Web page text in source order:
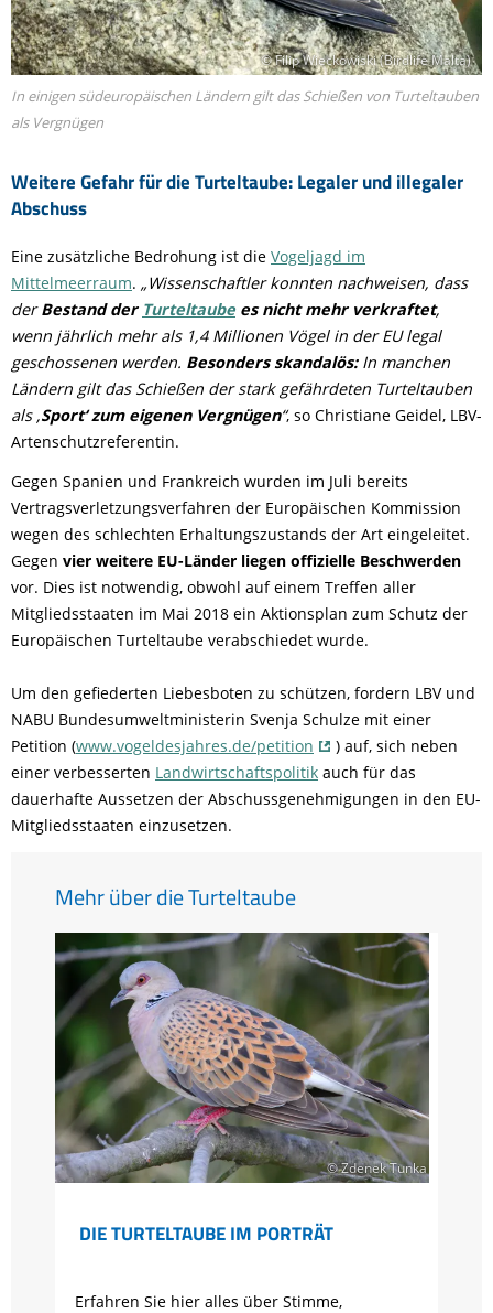
Weitere Gefahr für die Turteltaube: Legaler und illegaler
Abschuss
© Filip Wieckowiski (Birdlife Malta)
In einigen südeuropäischen Ländern gilt das Schießen von Turteltauben
als Vergnügen
Eine zusätzliche Bedrohung ist die Vogeljagd im
Mittelmeerraum. „Wissenschaftler konnten nachweisen, dass
derBestand der Turteltaubees nicht mehr verkraftet,
wenn jährlich mehr als 1,4 Millionen Vögel in der EU legal
geschossenen werden. Besonders skandalös:In manchen
Ländern gilt das Schießen der stark gefährdeten Turteltauben
als ,Sport‘ zum eigenen Vergnügen“, so Christiane Geidel, LBV-
Artenschutzreferentin.
Gegen Spanien und Frankreich wurden im Juli bereits
Vertragsverletzungsverfahren der Europäischen Kommission
wegen des schlechten Erhaltungszustands der Art eingeleitet.
Gegen vier weitere EU-Länder liegen offizielle Beschwerden
vor. Dies ist notwendig, obwohl auf einem Treffen aller
Mitgliedsstaaten im Mai 2018 ein Aktionsplan zum Schutz der
Europäischen Turteltaube verabschiedet wurde.
Um den gefiederten Liebesboten zu schützen, fordern LBV und
NABU Bundesumweltministerin Svenja Schulze mit einer
Petition (www.vogeldesjahres.de/petition
) auf, sich neben
einer verbesserten Landwirtschaftspolitik auch für das
dauerhafte Aussetzen der Abschussgenehmigungen in den EU-
Mitgliedsstaaten einzusetzen.
Mehr über die Turteltaube
© Zdenek Tunka
DIE TURTELTAUBE IM PORTRÄT
Erfahren Sie hier alles über Stimme,